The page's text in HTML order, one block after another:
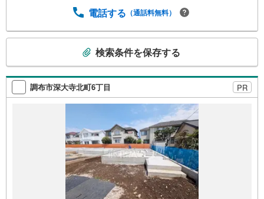
電話する （通話料無料）
検
索
条
検索条件を保存する
調布市深大寺北町6丁目 PR